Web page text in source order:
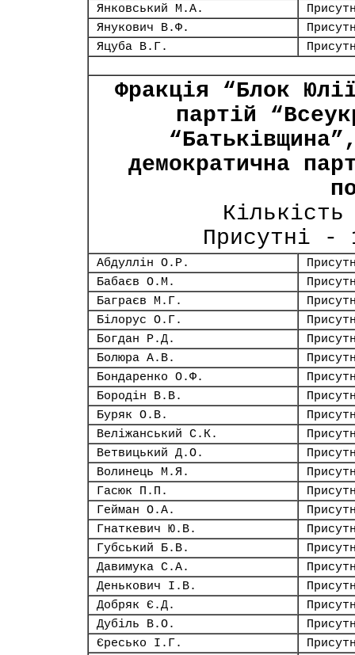
Янковський М.А.
Янукович В.Ф.
Яцуба В.Г.
Фракція “Блок
партій
демократична
Присутні
Абдуллін О.Р.
Бабаєв О.М.
Баграєв М.Г.
Білорус О.Г.
Богдан Р.Д.
Болюра А.В.
Бондаренко О.Ф.
Бородін В.В.
Буряк О.В.
Веліжанський С.К.
Ветвицький Д.О.
Волинець М.Я.
Гасюк П.П.
Гейман О.А.
Гнаткевич Ю.В.
Губський Б.В.
Давимука С.А.
Денькович І.В.
Добряк Є.Д.
Дубіль В.О.
Єресько І.Г.